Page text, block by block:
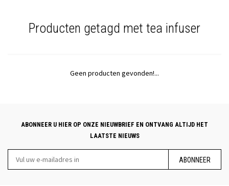
Producten getagd met tea infuser
Geen producten gevonden!...
ABONNEER U HIER OP ONZE NIEUWBRIEF EN ONTVANG ALTIJD HET
LAATSTE NIEUWS
ABONNEER